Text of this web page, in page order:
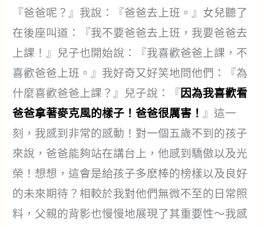
『爸爸呢？』我說：『爸爸去上班。』女兒聽了
在後座叫道：『我不要爸爸去上班，我要爸爸去
上課！』兒子也開始說：『我喜歡爸爸上課，不
喜歡爸爸上班。』我好奇又好笑地問他們：『為
什麼喜歡爸爸上課？』兒子說：『因為我喜歡看
爸爸拿著麥克風的樣子！爸爸很厲害！ 』這一
刻，我感到非常的感動！對一個五歲不到的孩子
來說，爸爸能夠站在講台上，他感到驕傲以及光
榮！想想，這會是給孩子多麽棒的榜樣以及良好
的未來期待？相較於我對他們無微不至的日常照
料，父親的背影也慢慢地展現了其重要性～我感